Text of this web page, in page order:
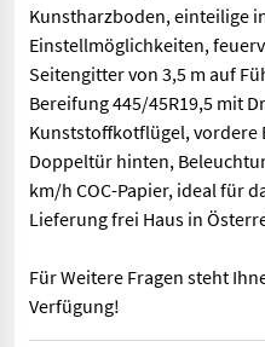
Kunstharzboden, einteilige
Einstellmöglichkeiten,
Seitengitter von 3,5 m auf
Bereifung 445/45R19,5 mit
Kunststoffkotflügel, vordere
Doppeltür hinten,
km/h COC-Papier, ideal für
Lieferung frei Haus in
Für Weitere Fragen steht
Verfügung!
Joskin Viehanhänger RDS